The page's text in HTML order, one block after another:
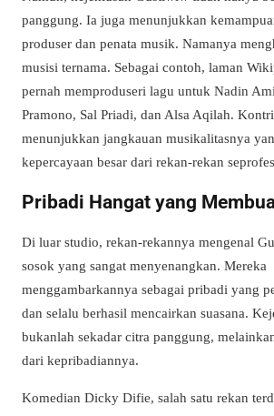
panggung. Ia juga menunjukkan
produser dan penata musik. Namanya
musisi ternama. Sebagai contoh, laman
pernah memproduseri lagu untuk Nadin
Pramono, Sal Priadi, dan Alsa Aqilah.
menunjukkan jangkauan musikalitasnya
kepercayaan besar dari rekan-rekan
Pribadi Hangat yang
Di luar studio, rekan-rekannya mengenal
sosok yang sangat menyenangkan. Mereka
menggambarkannya sebagai pribadi yang
dan selalu berhasil mencairkan suasana.
bukanlah sekadar citra panggung,
dari kepribadiannya.
Komedian Dicky Difie, salah satu rekan